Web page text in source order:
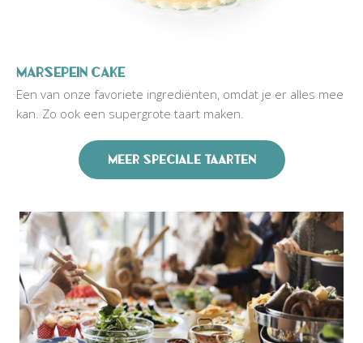
Marsepein cake
Een van onze favoriete ingrediënten, omdat je er alles mee
kan. Zo ook een supergrote taart maken.
Meer speciale taarten